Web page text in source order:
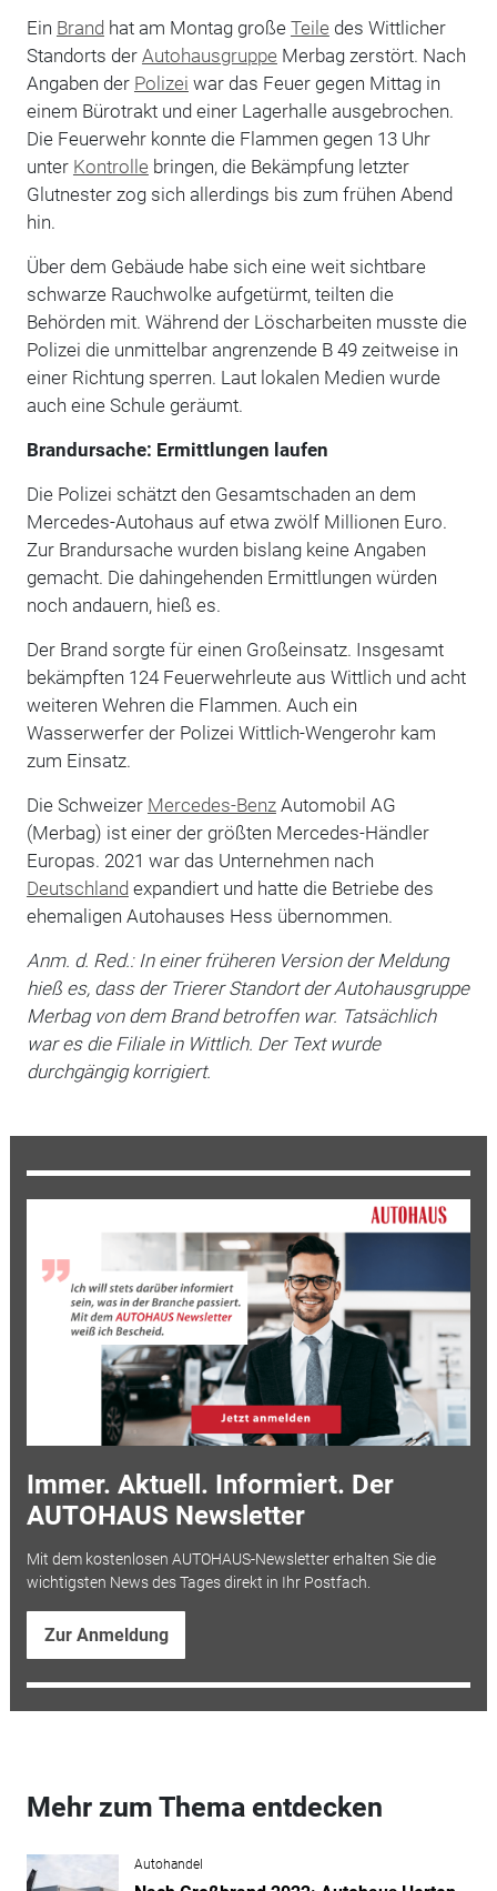
Ein Brand hat am Montag große Teile des Wittlicher
Standorts der Autohausgruppe Merbag zerstört. Nach
Angaben der Polizei war das Feuer gegen Mittag in
einem Bürotrakt und einer Lagerhalle ausgebrochen.
Die Feuerwehr konnte die Flammen gegen 13 Uhr
unter Kontrolle bringen, die Bekämpfung letzter
Glutnester zog sich allerdings bis zum frühen Abend
hin.
Über dem Gebäude habe sich eine weit sichtbare
schwarze Rauchwolke aufgetürmt, teilten die
Behörden mit. Während der Löscharbeiten musste die
Polizei die unmittelbar angrenzende B 49 zeitweise in
einer Richtung sperren. Laut lokalen Medien wurde
auch eine Schule geräumt.
Brandursache: Ermittlungen laufen
Die Polizei schätzt den Gesamtschaden an dem
Mercedes-Autohaus auf etwa zwölf Millionen Euro.
Zur Brandursache wurden bislang keine Angaben
gemacht. Die dahingehenden Ermittlungen würden
noch andauern, hieß es.
Der Brand sorgte für einen Großeinsatz. Insgesamt
bekämpften 124 Feuerwehrleute aus Wittlich und acht
weiteren Wehren die Flammen. Auch ein
Wasserwerfer der Polizei Wittlich-Wengerohr kam
zum Einsatz.
Die Schweizer Mercedes-BenzAutomobil AG
(Merbag) ist einer der größten Mercedes-Händler
Europas. 2021 war das Unternehmen nach
Deutschland expandiert und hatte die Betriebe des
ehemaligen Autohauses Hess übernommen.
Anm. d. Red.: In einer früheren Version der Meldung
hieß es, dass der Trierer Standort der Autohausgruppe
Merbag von dem Brand betroffen war. Tatsächlich
war es die Filiale in Wittlich. Der Text wurde
durchgängig korrigiert.
Immer. Aktuell. Informiert. Der
AUTOHAUS Newsletter
Mit dem kostenlosen AUTOHAUS-Newsletter erhalten Sie die
wichtigsten News des Tages direkt in Ihr Postfach.
Zur Anmeldung
Mehr zum Thema entdecken
Autohandel